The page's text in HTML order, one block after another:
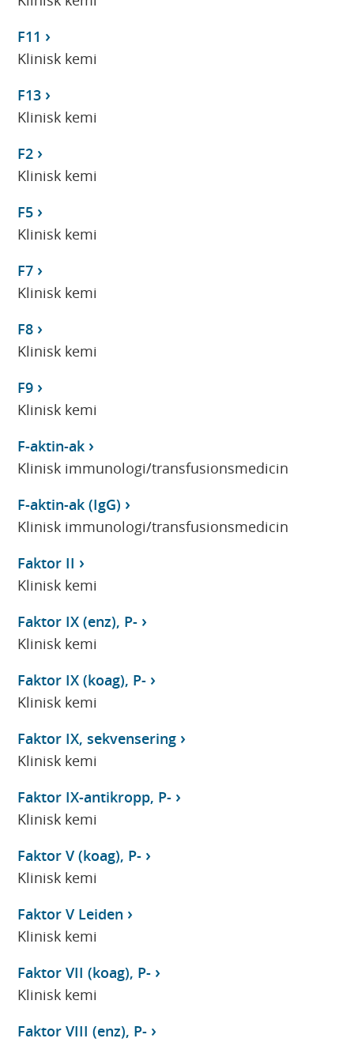
F11
Klinisk kemi
F13
Klinisk kemi
F2
Klinisk kemi
F5
Klinisk kemi
F7
Klinisk kemi
F8
Klinisk kemi
F9
Klinisk kemi
F-aktin-ak
Klinisk immunologi/transfusionsmedicin
F-aktin-ak (IgG)
Klinisk immunologi/transfusionsmedicin
Faktor II
Klinisk kemi
Faktor IX (enz), P-
Klinisk kemi
Faktor IX (koag), P-
Klinisk kemi
Faktor IX, sekvensering
Klinisk kemi
Faktor IX-antikropp, P-
Klinisk kemi
Faktor V (koag), P-
Klinisk kemi
Faktor V Leiden
Klinisk kemi
Faktor VII (koag), P-
Klinisk kemi
Faktor VIII (enz), P-